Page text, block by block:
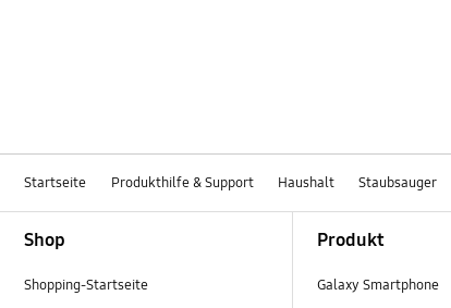
Startseite Produkthilfe & Support Haushalt Staubsauger
Shop
Shopping-Startseite
Produkt
Galaxy Smartphone